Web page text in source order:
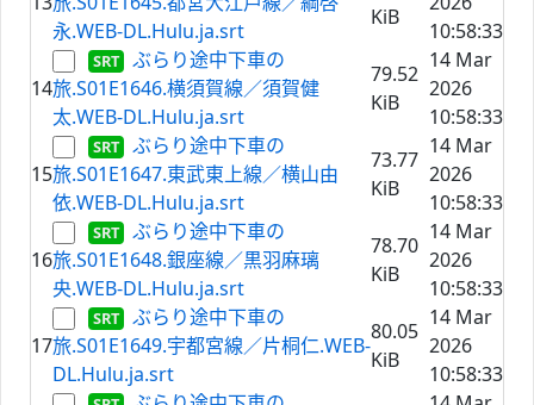
永.WEB-DL.Hulu.ja.srt
KiB
10:58:33
14
ぶらり途中下車の
旅.S01E1646.横須賀線／須賀健
太.WEB-DL.Hulu.ja.srt
79.52
KiB
14 Mar
2026
10:58:33
15
ぶらり途中下車の
旅.S01E1647.東武東上線／横山由
依.WEB-DL.Hulu.ja.srt
73.77
KiB
14 Mar
2026
10:58:33
16
ぶらり途中下車の
旅.S01E1648.銀座線／黒羽麻璃
央.WEB-DL.Hulu.ja.srt
78.70
KiB
14 Mar
2026
10:58:33
17
ぶらり途中下車の
旅.S01E1649.宇都宮線／片桐仁.WEB-
DL.Hulu.ja.srt
80.05
KiB
14 Mar
2026
10:58:33